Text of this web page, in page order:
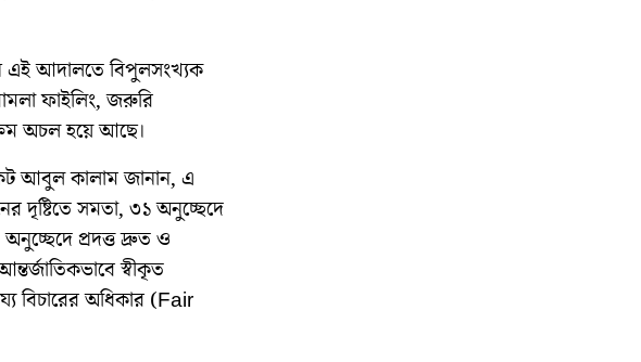
এই আদালতে বিপুলসংখ্যক
ফাইলিং, জরুরি
অচল হয়ে আছে।
আবুল কালাম জানান, এ
দৃষ্টিতে সমতা, ৩১ অনুচ্ছেদে
প্রদত্ত দ্রুত ও
স্বীকৃত
বিচারের অধিকার (Fair